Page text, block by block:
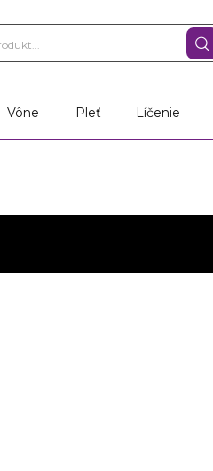
Vône Pleť Líčenie